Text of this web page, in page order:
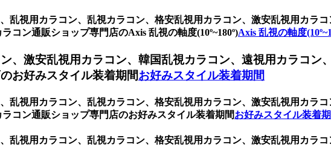
乱視用カラコン、乱視カラコン、格安乱視用カラコン、激安乱視用カラ
コン通販ショップ専門店のAxis 乱視の軸度(10º~180º)Axis 乱視の軸度
、激安乱視用カラコン、韓国乱視カラコン、遠視用カラコン
お好みスタイル装着期間お好みスタイル装着期間
乱視用カラコン、乱視カラコン、格安乱視用カラコン、激安乱視用カラ
コン通販ショップ専門店のお好みスタイル装着期間お好みスタイル装着
乱視用カラコン、乱視カラコン、格安乱視用カラコン、激安乱視用カラ